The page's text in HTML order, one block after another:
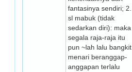
fantasinya sendiri; 2.
sl mabuk (tidak
sedarkan diri): maka
segala raja-raja itu
pun ~lah lalu bangkit
menari beranggap-
anggapan terlalu